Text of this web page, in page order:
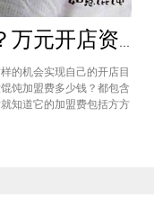
如意馄饨加盟费多少钱？万元开店资金压力基本上不会出现在经营中
的机会实现自己的开店目
饨加盟费多少钱？都包含
知道它的加盟费包括方方
多少钱？是不是值得加